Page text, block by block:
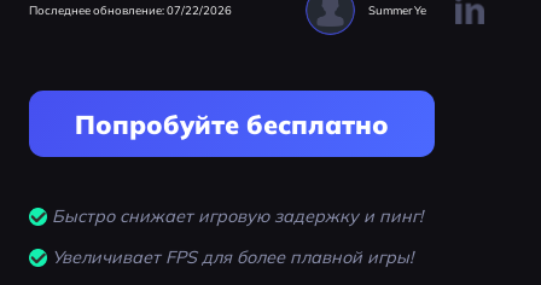
Последнее обновление: 07/22/2026 Summer Ye
Попробуйте бесплатно
Быстро снижает игровую задержку и пинг!
Увеличивает FPS для более плавной игры!